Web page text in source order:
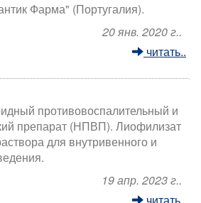
Фарма" (Португалия).
20 янв. 2020 г..
читать..
противовоспалительный и
препарат (НПВП). Лиофилизат
для внутривенного и
19 апр. 2023 г..